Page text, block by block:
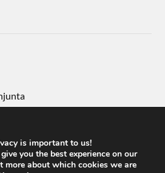
is important to us!
you the best experience on our
more about which cookies we are